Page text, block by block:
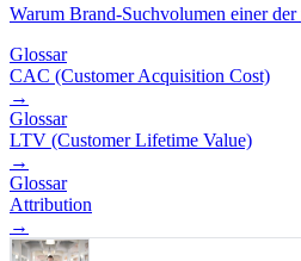
Warum Brand-Suchvolumen einer
Glossar
CAC (Customer Acquisition Cost)
→
Glossar
LTV (Customer Lifetime Value)
→
Glossar
Attribution
→